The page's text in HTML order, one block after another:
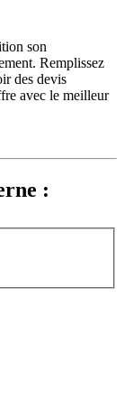
son
Remplissez
des devis
avec le meilleur
: